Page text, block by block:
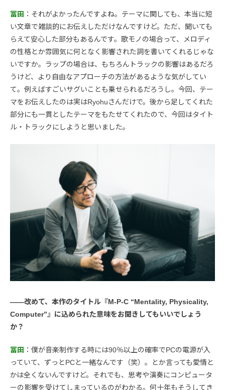
冨田 ：それがよかったんですよね。テーマに関しても、本当に短
い文章で雑談的にお伝えしただけなんですけど。ただ、聞いても
らえて安心した部分もあるんです。歌モノの場合って、メロディ
の性格とか雰囲気に何となく影響された詞を書いてくれるじゃな
いですか。ラップの場合は、もちろんトラックの影響はあるだろ
うけど、より自由なアプローチの方法があるような気がしてい
て。例えばすごいサグいことも乗せられるだろうし。今回、テー
マをお伝えしたのは実はRyohuさんだけで。後から足してくれた
部分にも一貫としたテーマをもたせてくれたので、今回はタイト
ル・トラックにしようと思いました。
――改めて、本作のタイトル『M-P-C “Mentality, Physicality,
Computer”』に込められた意味をお聞きしてもいいでしょう
か？
冨田 ：僕が音楽制作する時には90％以上の確率でPCの電源が入
っていて、ずっとPCと一緒なんです（笑）。とか言っても愛情と
かは全くないんですけど。それでも、思考や演奏にコンピュータ
ーの影響を受けてしまっているのがわかる。何十年もそうしてき